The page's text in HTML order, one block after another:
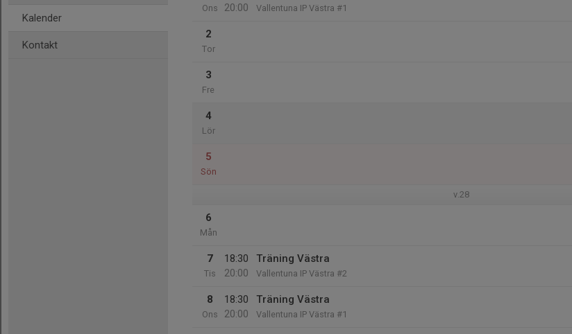
Kalender
Kontakt
Ons
20:00
Vallentuna IP Västra #1
2
Tor
3
Fre
4
Lör
5
Sön
v.28
6
Mån
7
Tis
18:30
20:00
Träning Västra
Vallentuna IP Västra #2
8
Ons
18:30
20:00
Träning Västra
Vallentuna IP Västra #1